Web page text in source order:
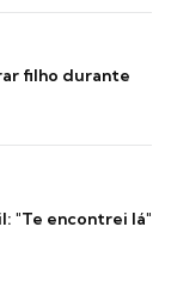
filho durante
"Te encontrei lá"